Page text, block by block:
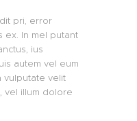
pri, error
ex. In mel putant
ius
autem vel eum
vulputate velit
vel illum dolore